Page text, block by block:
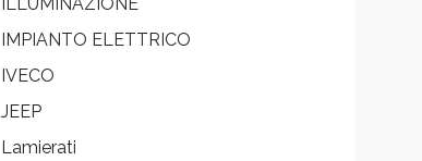
IMPIANTO ELETTRICO
IVECO
JEEP
Lamierati